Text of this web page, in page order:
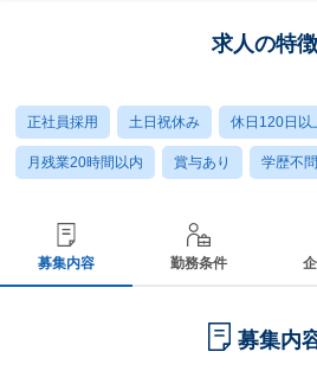
求人の特徴
正社員採用 土日祝休み 休日120日以
月残業20時間以内 賞与あり 学歴不問
募集内容 勤務条件
募集内